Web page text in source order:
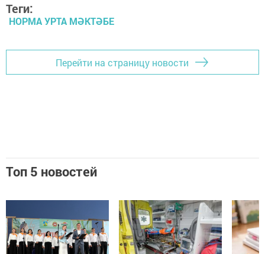
Теги:
НОРМА УРТА МӘКТӘБЕ
Перейти на страницу новости
Топ 5 новостей